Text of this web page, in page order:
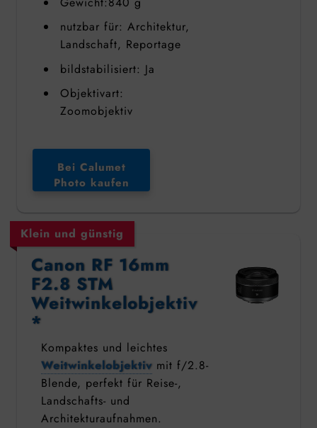
nutzbar für: Architektur,
Landschaft, Reportage
bildstabilisiert: Ja
Objektivart:
Zoomobjektiv
Bei Calumet
Photo kaufen
Klein und günstig
Canon RF 16mm
F2.8 STM
Weitwinkelobjektiv
*
Kompaktes und leichtes
Weitwinkelobjektiv mit f/2.8-
Blende, perfekt für Reise-,
Landschafts- und
Architekturaufnahmen.